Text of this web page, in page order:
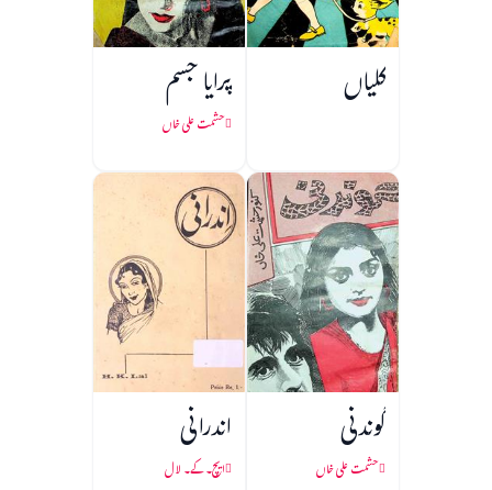
کلیاں پرایا جسم
حشمت علی خاں
گوندنی
حشمت علی خاں
اندرانی
ایچ۔ کے۔ لال